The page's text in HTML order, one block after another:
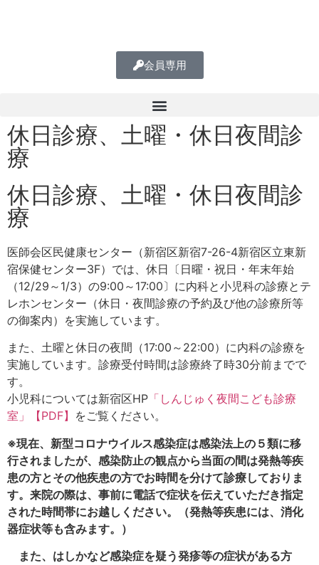
会員専用
休日診療、土曜・休日夜間診
療
休日診療、土曜・休日夜間診
療
医師会区民健康センター（新宿区新宿7-26-4新宿区立東新
宿保健センター3F）では、休日〔日曜・祝日・年末年始
（12/29～1/3）の9:00～17:00〕に内科と小児科の診療とテ
レホンセンター（休日・夜間診療の予約及び他の診療所等
の御案内）を実施しています。
また、土曜と休日の夜間（17:00～22:00）に内科の診療を
実施しています。診療受付時間は診療終了時30分前までで
す。
小児科については新宿区HP 「しんじゅく夜間こども診療
室」【PDF】 をご覧ください。
※現在、新型コロナウイルス感染症は感染法上の５類に移
行されましたが、感染防止の観点から当面の間は発熱等疾
患の方とその他疾患の方でお時間を分けて診療しておりま
す。来院の際は、事前に電話で症状を伝えていただき指定
された時間帯にお越しください。
（発熱等疾患には、消化
器症状等も含みます。）
また、はしかなど感染症を疑う発疹等の症状がある方